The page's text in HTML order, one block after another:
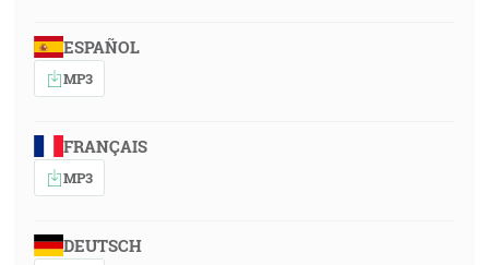
ESPAÑOL
MP3
FRANÇAIS
MP3
DEUTSCH